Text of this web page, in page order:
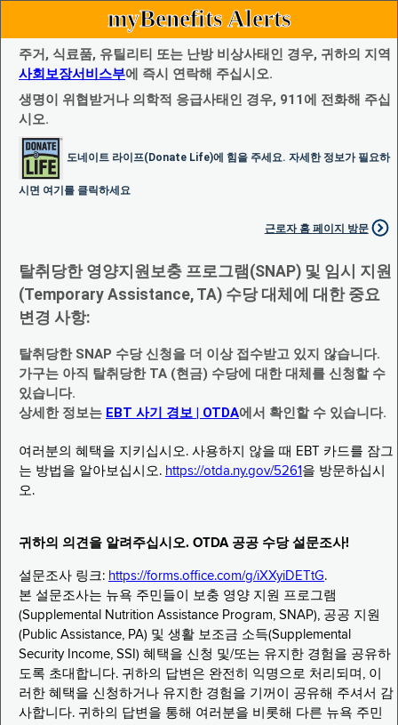
myBenefits Alerts
주거, 식료품, 유틸리티 또는 난방 비상사태인 경우, 귀하의 지역
사회보장서비스부에 즉시 연락해 주십시오.
생명이 위협받거나 의학적 응급사태인 경우, 911에 전화해 주십
시오.
도네이트 라이프(Donate Life)에 힘을 주세요. 자세한 정보가 필요하
시면 여기를 클릭하세요
근로자 홈 페이지 방문
탈취당한 영양지원보충 프로그램(SNAP) 및 임시 지원
(Temporary Assistance, TA) 수당 대체에 대한 중요
변경 사항:
탈취당한 SNAP 수당 신청을 더 이상 접수받고 있지 않습니다.
가구는 아직 탈취당한 TA (현금) 수당에 대한 대체를 신청할 수
있습니다.
상세한 정보는 EBT 사기 경보 | OTDA에서 확인할 수 있습니다.
여러분의 혜택을 지키십시오. 사용하지 않을 때 EBT 카드를 잠그
는 방법을 알아보십시오. https://otda.ny.gov/5261 을 방문하십시
오.
귀하의 의견을 알려주십시오. OTDA 공공 수당 설문조사!
설문조사 링크: https://forms.office.com/g/iXXyiDETtG.
본 설문조사는 뉴욕 주민들이 보충 영양 지원 프로그램
(Supplemental Nutrition Assistance Program, SNAP), 공공 지원
(Public Assistance, PA) 및 생활 보조금 소득(Supplemental
Security Income, SSI) 혜택을 신청 및/또는 유지한 경험을 공유하
도록 초대합니다. 귀하의 답변은 완전히 익명으로 처리되며, 이
러한 혜택을 신청하거나 유지한 경험을 기꺼이 공유해 주셔서 감
사합니다. 귀하의 답변을 통해 여러분을 비롯해 다른 뉴욕 주민